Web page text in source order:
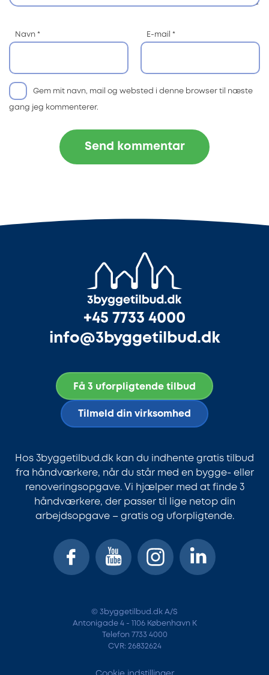
Navn * E-mail *
Gem mit navn, mail og websted i denne browser til næste
gang jeg kommenterer.
+45 7733 4000
info@3byggetilbud.dk
Få 3 uforpligtende tilbud
Tilmeld din virksomhed
Hos 3byggetilbud.dk kan du indhente gratis tilbud
fra håndværkere, når du står med en bygge- eller
renoveringsopgave. Vi hjælper med at finde 3
håndværkere, der passer til lige netop din
arbejdsopgave – gratis og uforpligtende.
© 3byggetilbud.dk A/S
Antonigade 4 - 1106 København K
Telefon 7733 4000
CVR: 26832624